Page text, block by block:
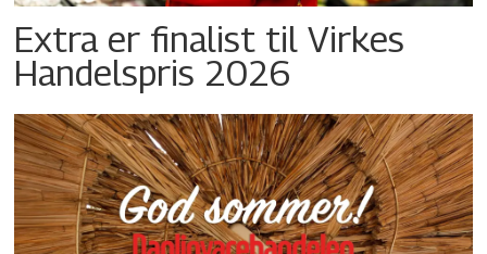
Extra er finalist til Virkes
Handelspris 2026